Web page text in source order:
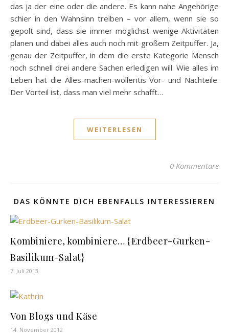
das ja der eine oder die andere. Es kann nahe Angehörige
schier in den Wahnsinn treiben – vor allem, wenn sie so
gepolt sind, dass sie immer möglichst wenige Aktivitäten
planen und dabei alles auch noch mit großem Zeitpuffer. Ja,
genau der Zeitpuffer, in dem die erste Kategorie Mensch
noch schnell drei andere Sachen erledigen will. Wie alles im
Leben hat die Alles-machen-wolleritis Vor- und Nachteile.
Der Vorteil ist, dass man viel mehr schafft…
WEITERLESEN
0 Kommentare
DAS KÖNNTE DICH EBENFALLS INTERESSIEREN
Kombiniere, kombiniere… {Erdbeer-Gurken-
Basilikum-Salat}
7. Juli 2013
Von Blogs und Käse
14. November 2012